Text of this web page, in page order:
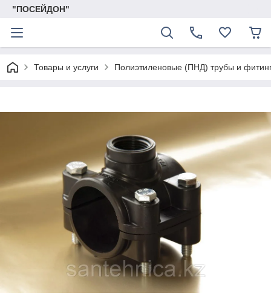
"ПОСЕЙДОН"
Товары и услуги Полиэтиленовые (ПНД) трубы и